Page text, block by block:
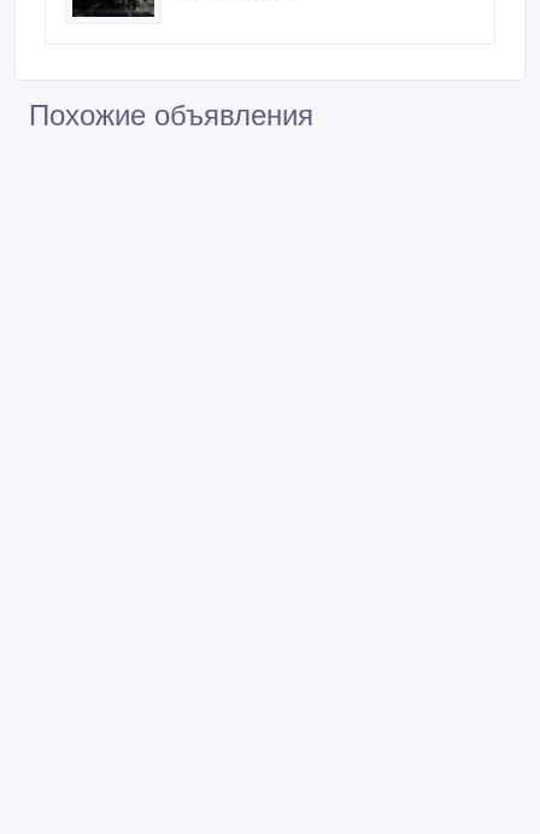
Похожие объявления